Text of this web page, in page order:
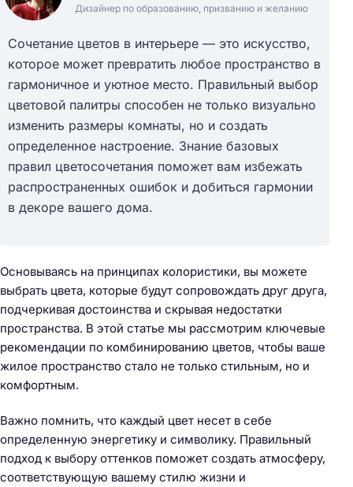
Дизайнер по образованию, призванию и желанию
Сочетание цветов в интерьере — это искусство,
которое может превратить любое пространство в
гармоничное и уютное место. Правильный выбор
цветовой палитры способен не только визуально
изменить размеры комнаты, но и создать
определенное настроение. Знание базовых
правил цветосочетания поможет вам избежать
распространенных ошибок и добиться гармонии
в декоре вашего дома.
Основываясь на принципах колористики, вы можете
выбрать цвета, которые будут сопровождать друг друга,
подчеркивая достоинства и скрывая недостатки
пространства. В этой статье мы рассмотрим ключевые
рекомендации по комбинированию цветов, чтобы ваше
жилое пространство стало не только стильным, но и
комфортным.
Важно помнить, что каждый цвет несет в себе
определенную энергетику и символику. Правильный
подход к выбору оттенков поможет создать атмосферу,
соответствующую вашему стилю жизни и